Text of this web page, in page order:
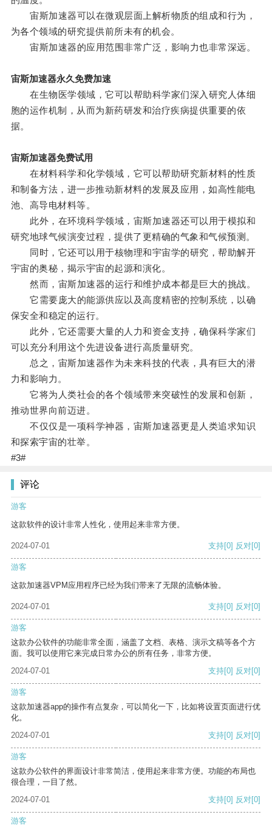
宙斯加速器可以在微观层面上解析物质的组成和行为，
为各个领域的研究提供前所未有的机会。
宙斯加速器的应用范围非常广泛，影响力也非常深远。
宙斯加速器永久免费加速
在生物医学领域，它可以帮助科学家们深入研究人体细
胞的运作机制，从而为新药研发和治疗疾病提供重要的依
据。
宙斯加速器免费试用
在材料科学和化学领域，它可以帮助研究新材料的性质
和制备方法，进一步推动新材料的发展及应用，如高性能电
池、高导电材料等。
此外，在环境科学领域，宙斯加速器还可以用于模拟和
研究地球气候演变过程，提供了更精确的气象和气候预测。
同时，它还可以用于核物理和宇宙学的研究，帮助解开
宇宙的奥秘，揭示宇宙的起源和演化。
然而，宙斯加速器的运行和维护成本都是巨大的挑战。
它需要庞大的能源供应以及高度精密的控制系统，以确
保安全和稳定的运行。
此外，它还需要大量的人力和资金支持，确保科学家们
可以充分利用这个先进设备进行高质量研究。
总之，宙斯加速器作为未来科技的代表，具有巨大的潜
力和影响力。
它将为人类社会的各个领域带来突破性的发展和创新，
推动世界向前迈进。
不仅仅是一项科学神器，宙斯加速器更是人类追求知识
和探索宇宙的壮举。
#3#
评论
游客
这款软件的设计非常人性化，使用起来非常方便。
2024-07-01 支持[0] 反对[0]
游客
这款加速器VPM应用程序已经为我们带来了无限的流畅体验。
2024-07-01 支持[0] 反对[0]
游客
这款办公软件的功能非常全面，涵盖了文档、表格、演示文稿等各个方
面。我可以使用它来完成日常办公的所有任务，非常方便。
2024-07-01
支持[0] 反对[0]
游客
这款加速器app的操作有点复杂，可以简化一下，比如将设置页面进行优
化。
2024-07-01
支持[0] 反对[0]
游客
这款办公软件的界面设计非常简洁，使用起来非常方便。功能的布局也
很合理，一目了然。
2024-07-01
支持[0] 反对[0]
游客